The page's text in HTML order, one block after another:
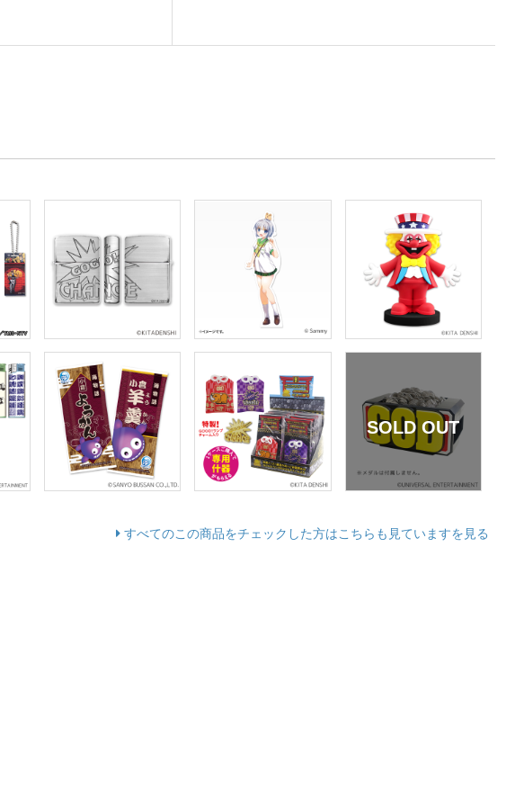
すべてのこの商品をチェックした方はこちらも見ていますを見る